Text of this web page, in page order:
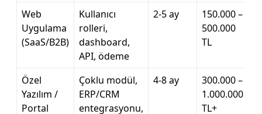
Web
Uygulama
(SaaS/B2B)
Kullanıcı
rolleri,
dashboard,
API, ödeme
2-5 ay
150.000 –
500.000
TL
Özel
Yazılım /
Portal
Çoklu modül,
ERP/CRM
entegrasyonu,
4-8 ay
300.000 –
1.000.000
TL+